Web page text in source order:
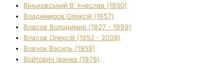
Віньковський В`ячеслав (1950)
Владимиров Олексій (1957)
Власов Володимир (1927 - 1999)
Власов Олексій (1952 - 2008)
Вовчок Василь (1959)
Войтович Іванка (1976)